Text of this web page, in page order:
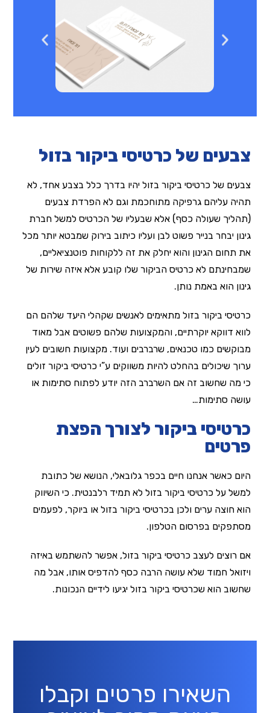
צבעים של כרטיסי ביקור בזול
צבעים של כרטיסי ביקור בזול יהיו בדרך כלל בצבע אחד, לא
תהיה עליהם גרפיקה מתוחכמת וגם לא הפרדת צבעים
(תהליך שעולה כסף) אלא שבעליו של הכרטיס למשל חברת
גינון יבחר בנייר פשוט לבן ועליו כיתוב בירוק שמבטא יותר מכל
את תחום הגינון והוא יחלק את זה ללקוחות פוטנציאליים,
שמבחינתם לא כרטיס הביקור שלו קובע אלא איזה שירות של
גינון הוא באמת נותן.
כרטיסי ביקור בזול מתאימים לאנשים שקהלי היעד שלהם הם
לווא דווקא יוקרתיים, והמקצועות שלהם פשוטים אבל מאוד
מבוקשים כמו טכנאים, שרברבים ועוד. מקצועות חשובים לעין
ערוך שיכולים בהחלט להיות משווקים ע”י כרטיסי ביקור זולים
כי מה שחשוב זה אם השרברב הזה יודע לפתוח סתימות או
עושה סתימות…
כרטיסי ביקור לצורך הפצת
פרטים
היום כאשר אנחנו חיים בכפר גלובאלי, הנושא של כתובת
למשל על כרטיסי ביקור בזול לא תמיד רלבנטית. כי השיווק
הוא חוצה ערים ולכן בכרטיסי ביקור בזול או ביוקר, לפעמים
מסתפקים בפרסום הטלפון.
אם רוצים לעצב כרטיסי ביקור בזול, אפשר להשתמש באיזה
ויזואל חמוד שלא עושה הרבה כסף להדפיס אותו, אבל מה
שחשוב הוא שכרטיסי ביקור בזול יגיעו לידיים הנכונות.
השאירו פרטים וקבלו